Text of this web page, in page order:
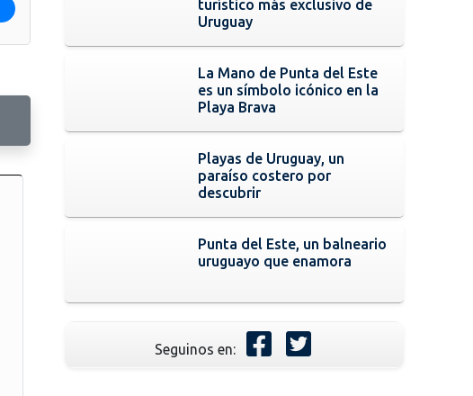
turístico más exclusivo de
Uruguay
La Mano de Punta del Este
es un símbolo icónico en la
Playa Brava
Playas de Uruguay, un
paraíso costero por
descubrir
Punta del Este, un balneario
uruguayo que enamora
Seguinos en: